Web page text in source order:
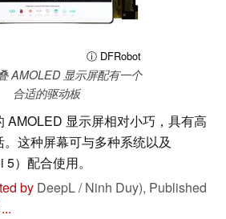
ⓘ DFRobot
AMOLED 显示屏配有一个
合适的驱动板
AMOLED 显示屏相对小巧，具有高
这种屏幕可与多种系统以及
）配合使用。
by DeepL / Ninh Duy), Published
...